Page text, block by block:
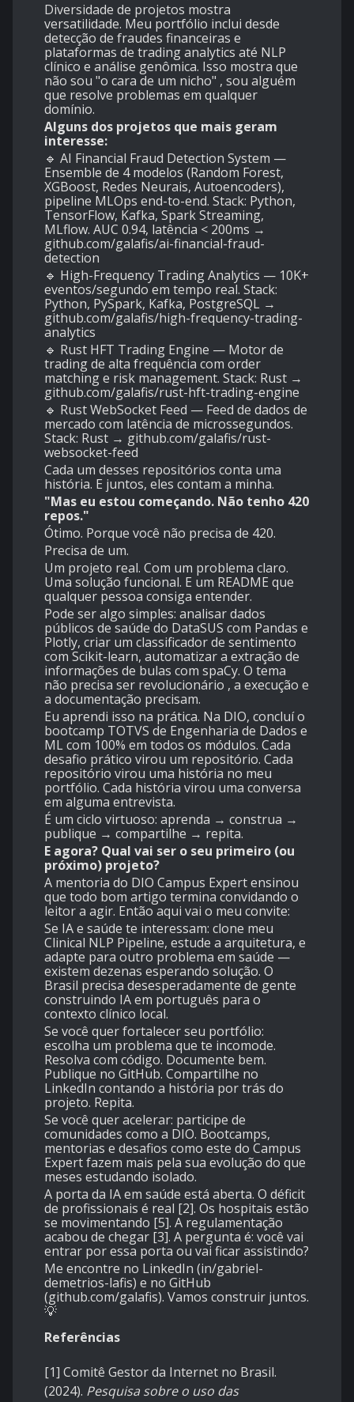
Diversidade de projetos mostra
versatilidade. Meu portfólio inclui desde
detecção de fraudes financeiras e
plataformas de trading analytics até NLP
clínico e análise genômica. Isso mostra que
não sou "o cara de um nicho" , sou alguém
que resolve problemas em qualquer
domínio.
Alguns dos projetos que mais geram
interesse:
🔹 AI Financial Fraud Detection System —
Ensemble de 4 modelos (Random Forest,
XGBoost, Redes Neurais, Autoencoders),
pipeline MLOps end-to-end. Stack: Python,
TensorFlow, Kafka, Spark Streaming,
MLflow. AUC 0.94, latência < 200ms →
github.com/galafis/ai-financial-fraud-
detection
🔹 High-Frequency Trading Analytics — 10K+
eventos/segundo em tempo real. Stack:
Python, PySpark, Kafka, PostgreSQL →
github.com/galafis/high-frequency-trading-
analytics
🔹 Rust HFT Trading Engine — Motor de
trading de alta frequência com order
matching e risk management. Stack: Rust →
github.com/galafis/rust-hft-trading-engine
🔹 Rust WebSocket Feed — Feed de dados de
mercado com latência de microssegundos.
Stack: Rust → github.com/galafis/rust-
websocket-feed
Cada um desses repositórios conta uma
história. E juntos, eles contam a minha.
"Mas eu estou começando. Não tenho 420
repos."
Ótimo. Porque você não precisa de 420.
Precisa de um.
Um projeto real. Com um problema claro.
Uma solução funcional. E um README que
qualquer pessoa consiga entender.
Pode ser algo simples: analisar dados
públicos de saúde do DataSUS com Pandas e
Plotly, criar um classificador de sentimento
com Scikit-learn, automatizar a extração de
informações de bulas com spaCy. O tema
não precisa ser revolucionário , a execução e
a documentação precisam.
Eu aprendi isso na prática. Na DIO, concluí o
bootcamp TOTVS de Engenharia de Dados e
ML com 100% em todos os módulos. Cada
desafio prático virou um repositório. Cada
repositório virou uma história no meu
portfólio. Cada história virou uma conversa
em alguma entrevista.
É um ciclo virtuoso: aprenda → construa →
publique → compartilhe → repita.
E agora? Qual vai ser o seu primeiro (ou
próximo) projeto?
A mentoria do DIO Campus Expert ensinou
que todo bom artigo termina convidando o
leitor a agir. Então aqui vai o meu convite:
Se IA e saúde te interessam: clone meu
Clinical NLP Pipeline, estude a arquitetura, e
adapte para outro problema em saúde —
existem dezenas esperando solução. O
Brasil precisa desesperadamente de gente
construindo IA em português para o
contexto clínico local.
Se você quer fortalecer seu portfólio:
escolha um problema que te incomode.
Resolva com código. Documente bem.
Publique no GitHub. Compartilhe no
LinkedIn contando a história por trás do
projeto. Repita.
Se você quer acelerar: participe de
comunidades como a DIO. Bootcamps,
mentorias e desafios como este do Campus
Expert fazem mais pela sua evolução do que
meses estudando isolado.
A porta da IA em saúde está aberta. O déficit
de profissionais é real [2]. Os hospitais estão
se movimentando [5]. A regulamentação
acabou de chegar [3]. A pergunta é: você vai
entrar por essa porta ou vai ficar assistindo?
Me encontre no LinkedIn (in/gabriel-
demetrios-lafis) e no GitHub
(github.com/galafis). Vamos construir juntos.
💡
Referências
[1] Comitê Gestor da Internet no Brasil.
(2024). Pesquisa sobre o uso das